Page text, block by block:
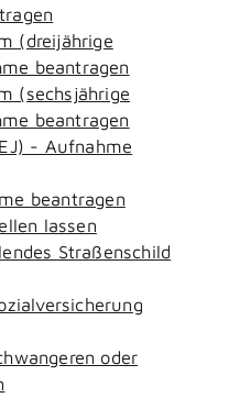
(dreijährige
beantragen
(sechsjährige
beantragen
- Aufnahme
beantragen
lassen
Straßenschild
oder